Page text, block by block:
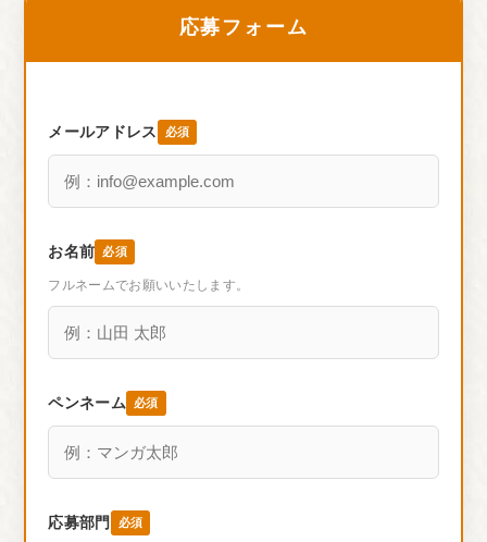
メールアドレス 必須
お名前 必須
フルネームでお願いいたします。
ペンネーム 必須
応募部門 必須